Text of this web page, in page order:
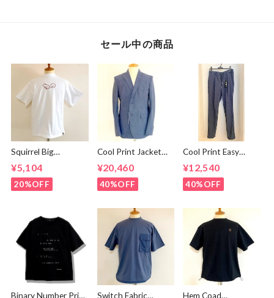
セール中の商品
Squirrel Big
shirts White /
Brown
¥5,104
20%OFF
Cool Print Jacket
¥20,460
40%OFF
Cool Print Easy
¥12,540
40%OFF
Binary Number Print
Switch Fabric
Hem Coad